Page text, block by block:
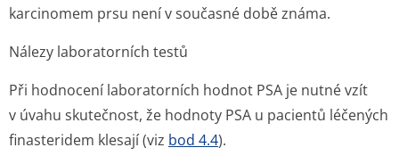
karcinomem prsu není v současné době známa.
Nálezy laboratorních testů
Při hodnocení laboratorních hodnot PSA je nutné vzít
v úvahu skutečnost, že hodnoty PSA u pacientů léčených
finasteridem klesají (viz bod 4.4).